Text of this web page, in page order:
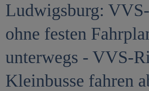
Ludwigsburg:
ohne festen
unterwegs - VVS-
Kleinbusse fahren